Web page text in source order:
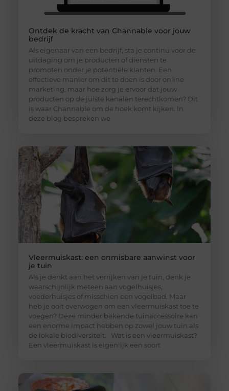
Ontdek de kracht van Channable voor jouw
bedrijf
Als eigenaar van een bedrijf, sta je continu voor de
uitdaging om je producten of diensten te
promoten onder je potentiële klanten. Een
effectieve manier om dit te doen is door online
marketing, maar hoe zorg je ervoor dat jouw
producten op de juiste kanalen terechtkomen? Dit
is waar Channable om de hoek komt kijken. In
deze blog bespreken we
Vleermuiskast: een onmisbare aanwinst voor
je tuin
Als je denkt aan het verrijken van je tuin, denk je
waarschijnlijk meteen aan vogelhuisjes,
voederhuisjes of misschien een vogelbad. Maar
heb je ooit overwogen om een vleermuiskast toe te
voegen? Deze minder bekende tuinaccessoire kan
een enorme impact hebben op zowel jouw tuin als
de lokale biodiversiteit. Wat is een vleermuiskast?
Een vleermuiskast is eigenlijk een soort